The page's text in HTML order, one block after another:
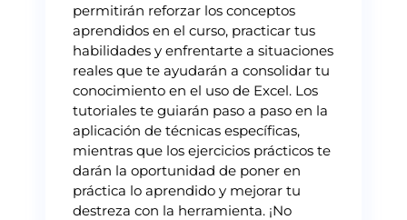
permitirán reforzar los conceptos
aprendidos en el curso, practicar tus
habilidades y enfrentarte a situaciones
reales que te ayudarán a consolidar tu
conocimiento en el uso de Excel. Los
tutoriales te guiarán paso a paso en la
aplicación de técnicas específicas,
mientras que los ejercicios prácticos te
darán la oportunidad de poner en
práctica lo aprendido y mejorar tu
destreza con la herramienta. ¡No